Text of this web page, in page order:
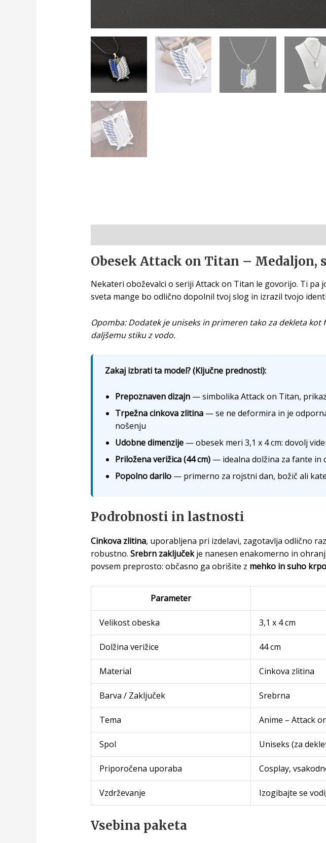
Obesek Attack on Titan – Medaljon,
Nekateri oboževalci o seriji Attack on Titan le govorijo. Ti pa
sveta mange bo odlično dopolnil tvoj slog in izrazil tvojo
Opomba: Dodatek je uniseks in primeren tako za dekleta
daljšemu stiku z vodo.
Zakaj izbrati ta model? (Ključne prednosti):
Prepoznaven dizajn— simbolika Attack on Titan,
Trpežna cinkova zlitina— se ne deformira in je
nošenju
Udobne dimenzije— obesek meri 3,1 x 4 cm: dovolj
Priložena verižica (44 cm)— idealna dolžina za fante in
Popolno darilo— primerno za rojstni dan, božič ali
Podrobnosti in lastnosti
Cinkova zlitina, uporabljena pri izdelavi, zagotavlja odlično
robustno. Srebrn zaključekje nanesen enakomerno in
povsem preprosto: občasno ga obrišite z mehko in suho krpo
Parameter
Velikost obeska 3,1 x 4 cm
Dolžina verižice 44 cm
Material Cinkova zlitina
Barva / Zaključek Srebrna
Tema Anime – Attack
Spol Uniseks (za
Priporočena uporaba Cosplay,
Vzdrževanje Izogibajte se
Vsebina paketa